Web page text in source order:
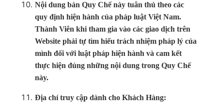
Nội dung bản Quy Chế này tuân thủ theo các
quy định hiện hành của pháp luật Việt Nam.
Thành Viên khi tham gia vào các giao dịch trên
Website phải tự tìm hiểu trách nhiệm pháp lý của
mình đối với luật pháp hiện hành và cam kết
thực hiện đúng những nội dung trong Quy Chế
này.
Địa chỉ truy cập dành cho Khách Hàng: